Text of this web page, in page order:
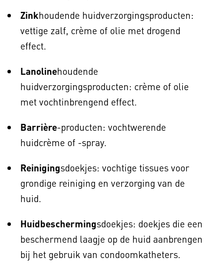
Zinkhoudende huidverzorgingsproducten:
vettige zalf, crème of olie met drogend
effect.
Lanolinehoudende
huidverzorgingsproducten: crème of olie
met vochtinbrengend effect.
Barrière-producten: vochtwerende
huidcrème of -spray.
Reinigingsdoekjes: vochtige tissues voor
grondige reiniging en verzorging van de
huid.
Huidbeschermingsdoekjes: doekjes die een
beschermend laagje op de huid aanbrengen
bij het gebruik van condoomkatheters.